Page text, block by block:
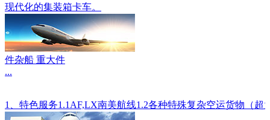
现代化的集装箱卡车。
件杂船 重大件
...
1、特色服务1.1AF,LX南美航线1.2各种特殊复杂空运货物（